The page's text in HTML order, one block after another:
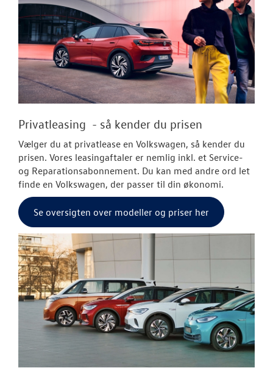
Privatleasing - så kender du prisen
Vælger du at privatlease en Volkswagen, så kender du
prisen. Vores leasingaftaler er nemlig inkl. et Service-
og Reparationsabonnement. Du kan med andre ord let
finde en Volkswagen, der passer til din økonomi.
Se oversigten over modeller og priser her